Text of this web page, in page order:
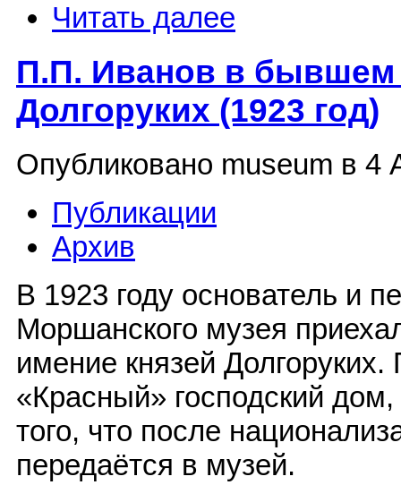
Читать далее
П.П. Иванов в бывшем
Долгоруких (1923 год)
Опубликовано museum в 4
Публикации
Архив
В 1923 году основатель и
Моршанского музея
имение князей
«Красный» господский
того, что после
передаётся в музей.